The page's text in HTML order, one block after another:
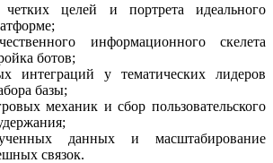
четких целей и портрета идеального
информационного скелета
ботов;
интеграций у тематических лидеров
базы;
механик и сбор пользовательского
данных и масштабирование
связок.